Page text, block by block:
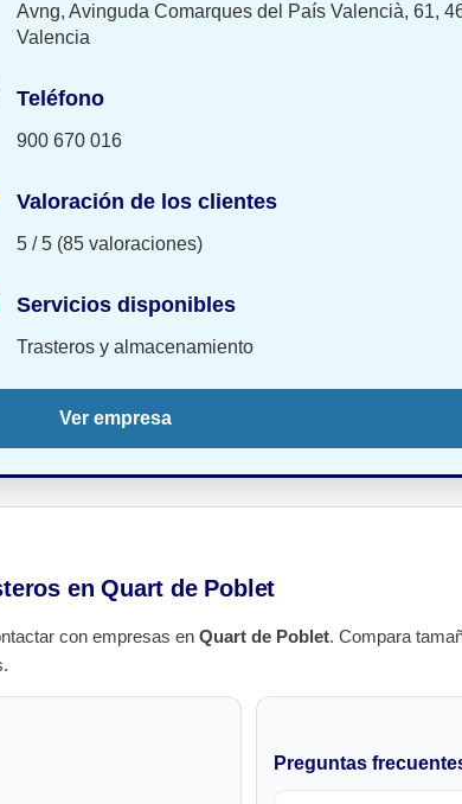
Avng, Avinguda Comarques del País Valencià, 61,
Valencia
Teléfono
900 670 016
Valoración de los clientes
5 / 5 (85 valoraciones)
Servicios disponibles
Trasteros y almacenamiento
Ver empresa
en Quart de Poblet
con empresas en Quart de Poblet. Compara
Preguntas